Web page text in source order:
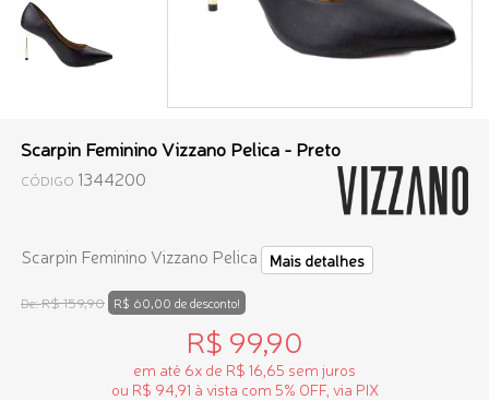
Scarpin Feminino Vizzano Pelica - Preto
CÓDIGO 1344200
Scarpin Feminino Vizzano Pelica Mais detalhes
De:R$ 159,90 R$ 60,00 de desconto!
R$ 99,90
em até 6x de R$ 16,65 sem juros
ou R$ 94,91 à vista com 5% OFF, via PIX